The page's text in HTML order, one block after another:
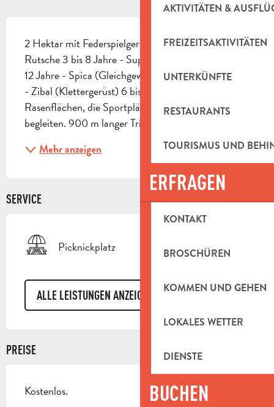
AKTIVITÄTEN &
FREIZEITSAKTIVITÄTEN
UNTERKÜNFTE
RESTAURANTS
TOURISMUS UND
ERFRAGEN
KONTAKT
BROSCHÜREN
KOMMEN UND GEHEN
LOKALES WETTER
DIENSTE
BUCHEN
2 Hektar mit Federspielgeräten ausgestattet 3 bis 8
Rutsche 3 bis 8 Jahre - Supernova (Drehkreuz) 6 bis
12 Jahre - Spica (Gleichgewichtsspiel) 6 bis 12 Jahre
- Zibal (Klettergerüst) 6 bis 12 Jahre. Zugängliche
Rasenflächen, die Sportplätze und Turnhallen
begleiten. 900 m langer Trimm-Dich-Pfad,...
Mehr anzeigen
SERVICE
Picknickplatz
ALLE LEISTUNGEN ANZEIGEN
PREISE
Kostenlos.